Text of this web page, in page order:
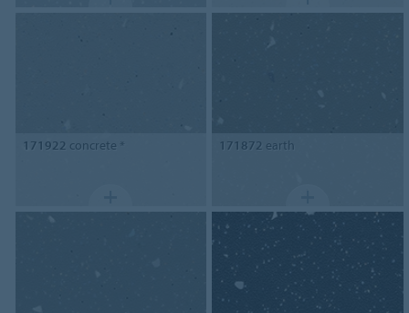
171922 concrete * 171872 earth